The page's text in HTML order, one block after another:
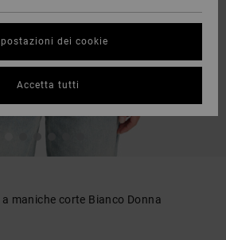
maniche corte Bianco Donna
dei cookie
Accetta tutti